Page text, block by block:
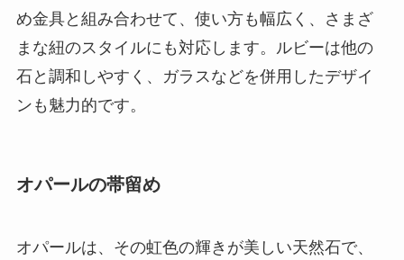
め金具と組み合わせて、使い方も幅広く、さまざ
まな紐のスタイルにも対応します。ルビーは他の
石と調和しやすく、ガラスなどを併用したデザイ
ンも魅力的です。
オパールの帯留め
オパールは、その虹色の輝きが美しい天然石で、